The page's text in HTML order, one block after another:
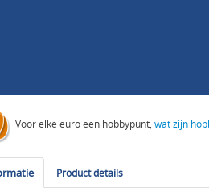
Voor elke euro een hobbypunt,wat zijn
Product details